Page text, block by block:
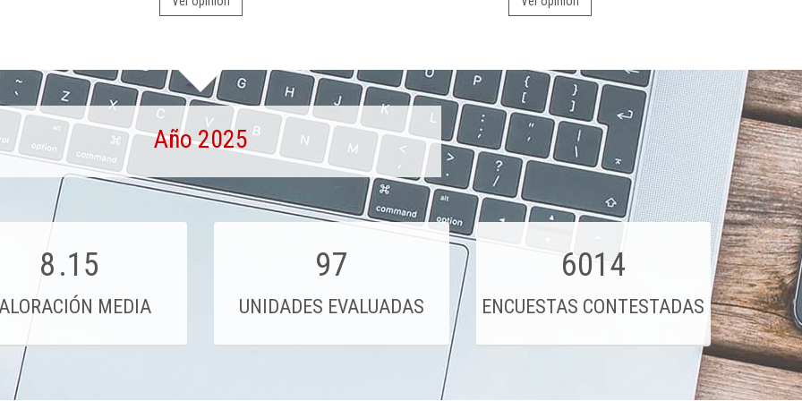
Año 2025
8.15
MEDIA
97
UNIDADES EVALUADAS
6014
ENCUESTAS CONTESTADAS